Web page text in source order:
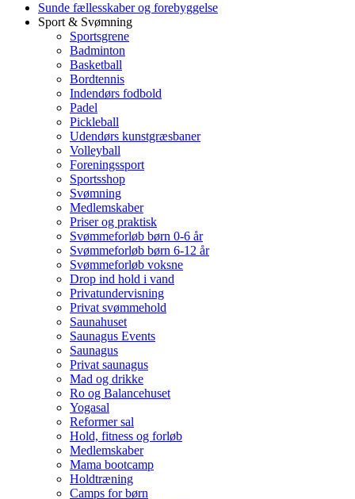
Sunde fællesskaber og forebyggelse
Sport & Svømning
Sportsgrene
Badminton
Basketball
Bordtennis
Indendørs fodbold
Padel
Pickleball
Udendørs kunstgræsbaner
Volleyball
Foreningssport
Sportsshop
Svømning
Medlemskaber
Priser og praktisk
Svømmeforløb børn 0-6 år
Svømmeforløb børn 6-12 år
Svømmeforløb voksne
Drop ind hold i vand
Privatundervisning
Privat svømmehold
Saunahuset
Saunagus Events
Saunagus
Privat saunagus
Mad og drikke
Ro og Balancehuset
Yogasal
Reformer sal
Hold, fitness og forløb
Medlemskaber
Mama bootcamp
Holdtræning
Camps for børn